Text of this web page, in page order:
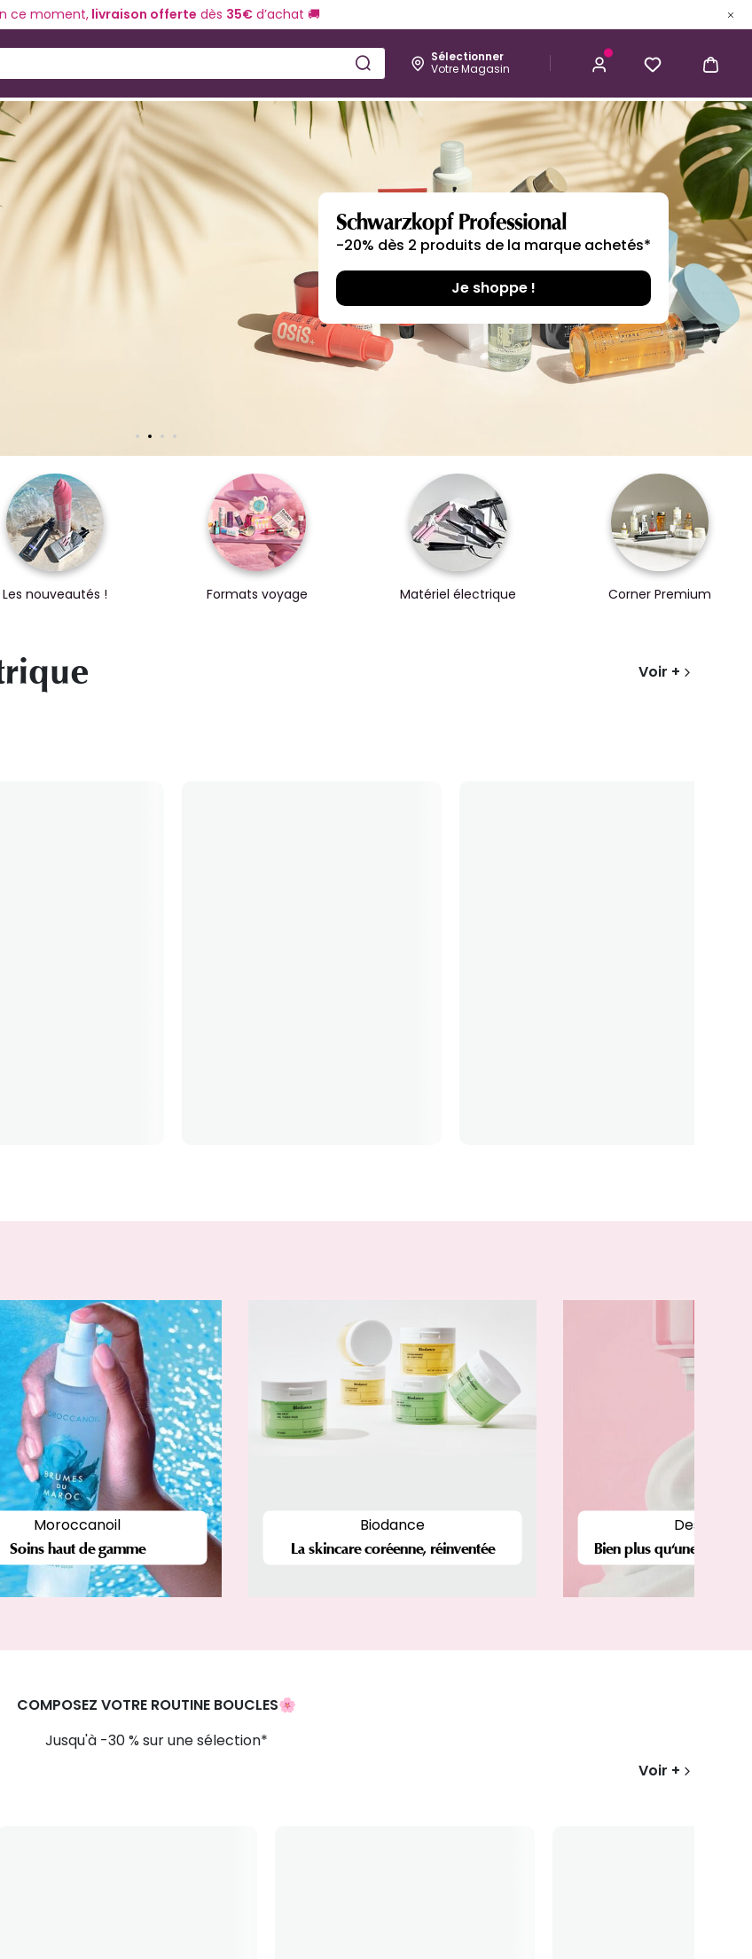
ce moment,livraison offerte dès 35€d’achat 🚚
Sélectionner
Votre Magasin
coiffure Coloration et technique Esthétique
Une couleur éclatante ✨
Avec -50% sur le 2ème produit*
J'adore
Les nouveautés ! Formats voyage Matériel électrique Corner Premium
Voir +
Moroccanoil
Soins haut de gamme
Biodance
La skincare coréenne, réinventée
Deserved
Bien plus qu'une
COMPOSEZ VOTRE ROUTINE BOUCLES🌸
Jusqu'à -30 % sur une sélection*
Voir +